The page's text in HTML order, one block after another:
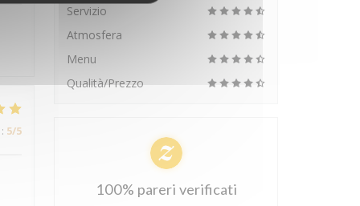
: 5/5
Servizio
Atmosfera
Menu
Qualità/Prezzo
100% pareri verificati